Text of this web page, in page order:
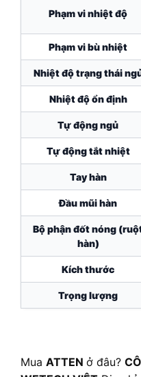
Phạm vi nhiệt độ
Phạm vi bù nhiệt
Nhiệt độ trạng thái
Nhiệt độ ổn định
Tự động ngủ
Tự động tắt nhiệt
Tay hàn
Đầu mũi hàn
Bộ phận đốt nóng
hàn)
Kích thước
Trọng lượng
Mua ATTEN ở đâu?